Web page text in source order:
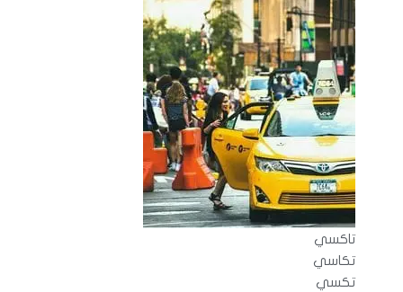
تاكسي
تكاسي
تكسي